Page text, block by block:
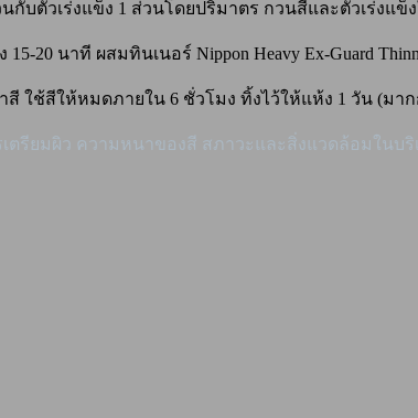
กับตัวเร่งแข็ง 1 ส่วนโดยปริมาตร กวนสีและตัวเร่งแข็
20 นาที ผสมทินเนอร์ Nippon Heavy Ex-Guard
ใช้สีให้หมดภายใน 6 ชั่วโมง ทิ้งไว้ให้แห้ง 1 วัน (มาก
ตรียมผิว ความหนาของสี สภาวะและสิ่งแวดล้อมในบริ